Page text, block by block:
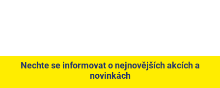
Nechte se informovat o nejnovějších akcích a
novinkách